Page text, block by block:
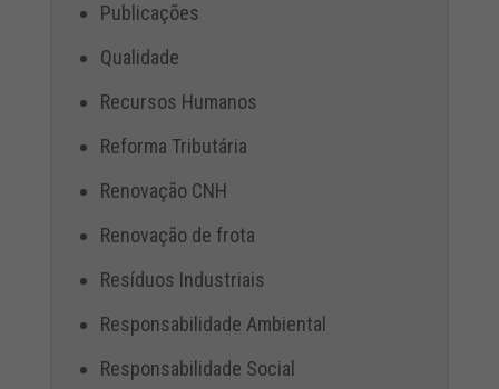
Publicações
Qualidade
Recursos Humanos
Reforma Tributária
Renovação CNH
Renovação de frota
Resíduos Industriais
Responsabilidade Ambiental
Responsabilidade Social